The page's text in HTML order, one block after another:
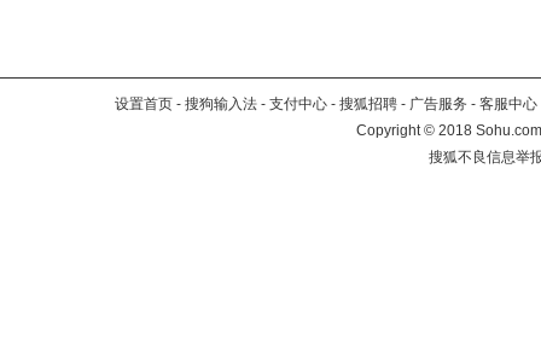
设置首页 - 搜狗输入法 - 支付中心 - 搜狐招聘 - 广告服务 - 客服中心
Copyright©2018
搜狐不良信息举